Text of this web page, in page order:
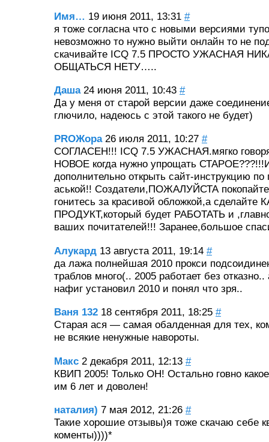
Имя… 19 июня 2011, 13:31 #
я тоже согласна что с новыми версиями
невозможно то нужно выйти онлайн то не
скачивайте ICQ 7.5 ПРОСТО УЖАСНАЯ
ОБЩАТЬСЯ НЕТУ…..
Даша 24 июня 2011, 10:43 #
Да у меня от старой версии даже
глючило, надеюсь с этой такого не будет)
PROЖора 26 июля 2011, 10:27 #
СОГЛАСЕН!!! ICQ 7.5 УЖАСНАЯ.мягко
НОВОЕ когда нужно упрощать
дополнительно открыть сайт-инструкцию
аськой!! Создатели,ПОЖАЛУЙСТА
гонитесь за красивой обложкой,а
ПРОДУКТ,который будет РАБОТАТЬ и
ваших почитателей!!! Заранее,большое
Алукард 13 августа 2011, 19:14 #
да лажа полнейшая 2010 прокси
траблов много(.. 2005 работает без
нафиг установил 2010 и понял что зря..
Ваня 132 18 сентября 2011, 18:25 #
Старая ася — самая обалденная для тех,
не всякие ненужные навороты.
Макс 2 декабря 2011, 12:13 #
КВИП 2005! Только ОН! Остально говно
им 6 лет и доволен!
наталия) 7 мая 2012, 21:26 #
Такие хорошие отзывы)я тоже скачаю себе
коменты))))*